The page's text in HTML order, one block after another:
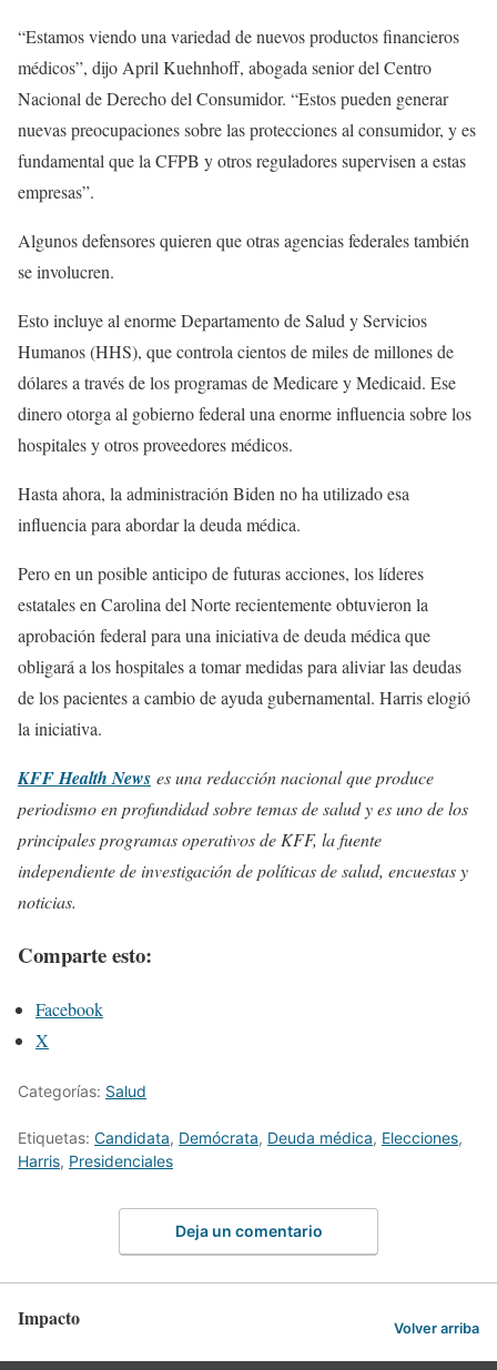
“Estamos viendo una variedad de nuevos productos financieros
médicos”, dijo April Kuehnhoff, abogada senior del Centro
Nacional de Derecho del Consumidor. “Estos pueden generar
nuevas preocupaciones sobre las protecciones al consumidor, y es
fundamental que la CFPB y otros reguladores supervisen a estas
empresas”.
Algunos defensores quieren que otras agencias federales también
se involucren.
Esto incluye al enorme Departamento de Salud y Servicios
Humanos (HHS), que controla cientos de miles de millones de
dólares a través de los programas de Medicare y Medicaid. Ese
dinero otorga al gobierno federal una enorme influencia sobre los
hospitales y otros proveedores médicos.
Hasta ahora, la administración Biden no ha utilizado esa
influencia para abordar la deuda médica.
Pero en un posible anticipo de futuras acciones, los líderes
estatales en Carolina del Norte recientemente obtuvieron la
aprobación federal para una iniciativa de deuda médica que
obligará a los hospitales a tomar medidas para aliviar las deudas
de los pacientes a cambio de ayuda gubernamental. Harris elogió
la iniciativa.
KFF Health News es una redacción nacional que produce
periodismo en profundidad sobre temas de salud y es uno de los
principales programas operativos de KFF, la fuente
independiente de investigación de políticas de salud, encuestas y
noticias.
Comparte esto:
Facebook
X
Categorías: Salud
Etiquetas: Candidata, Demócrata, Deuda médica, Elecciones,
Harris, Presidenciales
Deja un comentario
Impacto Volver arriba